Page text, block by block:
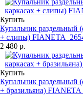
Купить
Купальник раздельный
+ слипы)
2 480 р.
Купить
Купальник раздельный
+ бразильяна)